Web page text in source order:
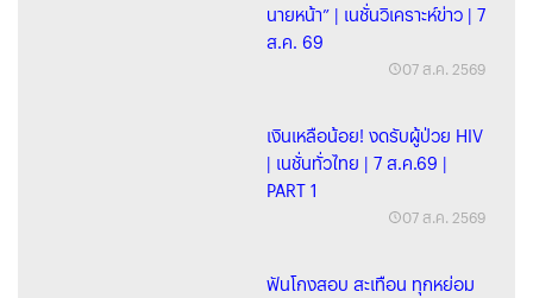
นายหน้า” | เนชั่นวิเคราะห์ข่าว | 7
ส.ค. 69
07 ส.ค. 2569
เงินเหลือน้อย! งดรับผู้ป่วย HIV
| เนชั่นทั่วไทย | 7 ส.ค.69 |
PART 1
07 ส.ค. 2569
ฟันโกงสอบ สะเทือน ทุกหย่อม